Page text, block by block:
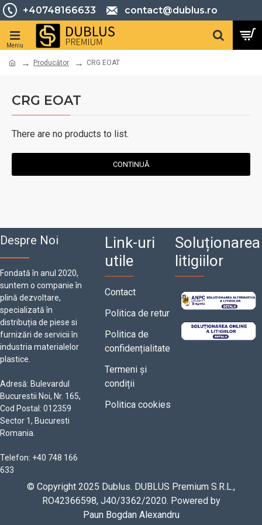
+40748166633 contact@dublus.ro
Producător CRG EOAT
CRG EOAT
There are no products to list.
CONTINUĂ
Despre Noi
Fondată în anul 2020,
suntem o companie în
plină dezvoltare,
specializată în
distribuția de piese si
furnizări de servicii în
industria materialelor
plastice.
Adresă: Bulevardul
Bucurestii Noi, Nr. 165,
Cod Postal: 012359
Sector 1, Bucuresti
Romania.
Telefon: +40 748 166
633
Link-uri
utile
Contact
Politica de retur
Politica de
confidențialitate
Termeni și
condiții
Politica cookies
Soluționarea
litigiilor
© Copyright 2025 Dublus. DUBLUS Premium S.R.L.,
RO42366598, J40/3362/2020. Powered by
Paun Bogdan Alexandru